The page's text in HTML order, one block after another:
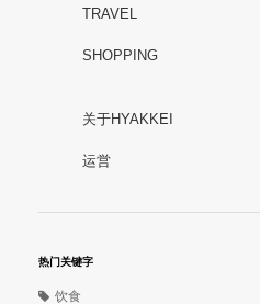
TRAVEL
SHOPPING
关于HYAKKEI
运営
热门关键字
饮食